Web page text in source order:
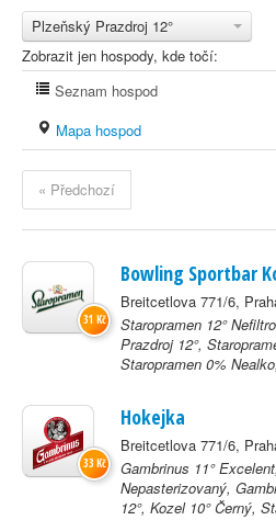
Plzeňský Prazdroj 12°
Zobrazit jen hospody, kde točí:
Seznam hospod
Mapa hospod
« Předchozí
Bowling Sportbar
Breitcetlova 771/6,
Staropramen 12°
Prazdroj 12°,
Staropramen 0%
31 Kč
Hokejka
Breitcetlova 771/6,
Gambrinus 11°
Nepasterizovaný,
12°, Kozel 10° Černý,
33 Kč